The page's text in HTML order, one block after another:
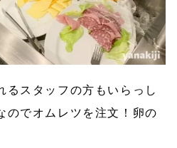
るスタッフの方もいらっし
のでオムレツを注文！卵の